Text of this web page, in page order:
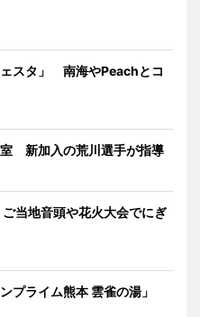
スタ」 南海やPeachとコ
新加入の荒川選手が指導
当地音頭や花火大会でにぎ
プライム熊本 雲雀の湯」